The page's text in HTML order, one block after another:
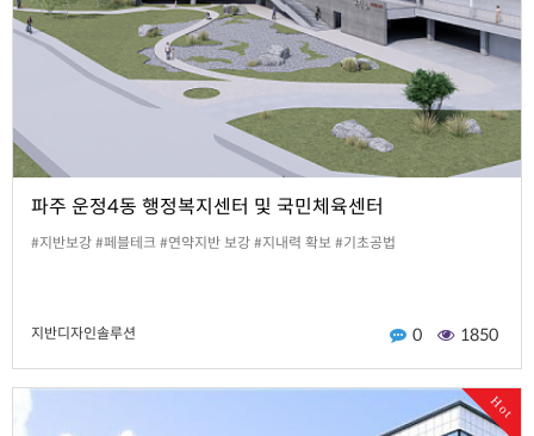
파주 운정4동 행정복지센터 및 국민체육센터
#지반보강 #페블테크 #연약지반 보강 #지내력 확보 #기초공법
지반디자인솔루션 0 1850
Hot